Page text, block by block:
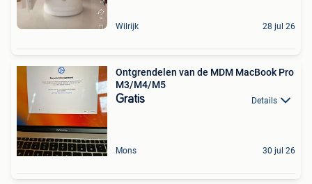
Wilrijk 28 jul 26
Ontgrendelen van de MDM MacBook Pro
M3/M4/M5
Gratis Details
Mons 30 jul 26